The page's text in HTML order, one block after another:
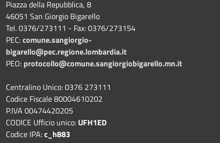
Piazza della Repubblica, 8
46051 San Giorgio Bigarello
Tel. 0376/273111 - Fax: 0376/273154
PEC:comune.sangiorgio-
bigarello@pec.regione.lombardia.it
PEO: protocollo@comune.sangiorgiobigarello.mn.it
Centralino Unico: 0376 273111
Codice Fiscale 80004610202
P.IVA 00474420205
CODICE Ufficio unico: UFH1ED
Codice IPA:c_h883